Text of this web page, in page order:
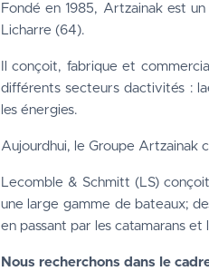
Fondé en 1985, Artzainak est
Licharre (64).
Il conçoit, fabrique et
différents secteurs dactivités :
les énergies.
Aujourdhui, le Groupe Artzainak
Lecomble & Schmitt (LS)
une large gamme de bateaux;
en passant par les catamarans et
Nous recherchons dans le